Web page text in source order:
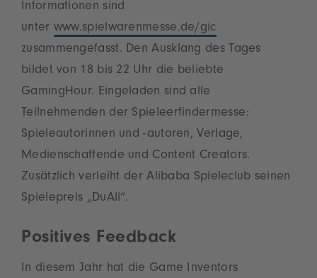
Informationen sind
unter www.spielwarenmesse.de/gic
zusammengefasst. Den Ausklang des Tages
bildet von 18 bis 22 Uhr die beliebte
GamingHour. Eingeladen sind alle
Teilnehmenden der Spieleerfindermesse:
Spieleautorinnen und -autoren, Verlage,
Medienschaffende und Content Creators.
Zusätzlich verleiht der Alibaba Spieleclub seinen
Spielepreis „DuAli“.
Positives Feedback
In diesem Jahr hat die Game Inventors